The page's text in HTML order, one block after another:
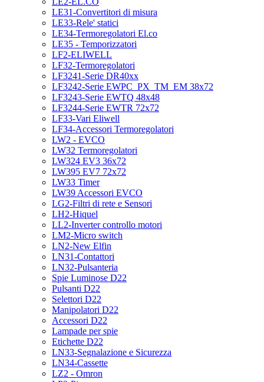
LE31-Convertitori di misura
LE33-Rele' statici
LE34-Termoregolatori El.co
LE35 - Temporizzatori
LF2-ELIWELL
LF32-Termoregolatori
LF3241-Serie DR40xx
LF3242-Serie EWPC_PX_TM_EM 38x72
LF3243-Serie EWTQ 48x48
LF3244-Serie EWTR 72x72
LF33-Vari Eliwell
LF34-Accessori Termoregolatori
LW2 - EVCO
LW32 Termoregolatori
LW324 EV3 36x72
LW395 EV7 72x72
LW33 Timer
LW39 Accessori EVCO
LG2-Filtri di rete e Sensori
LH2-Hiquel
LL2-Inverter controllo motori
LM2-Micro switch
LN2-New Elfin
LN31-Contattori
LN32-Pulsanteria
Spie Luminose D22
Pulsanti D22
Selettori D22
Manipolatori D22
Accessori D22
Lampade per spie
Etichette D22
LN33-Segnalazione e Sicurezza
LN34-Cassette
LZ2 - Omron